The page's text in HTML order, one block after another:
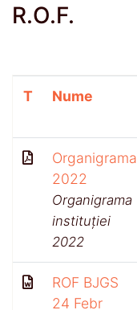
R.O.F.
T Nume
Organigrama
2022
Organigrama
instituției
2022
ROF BJGS
24 Febr